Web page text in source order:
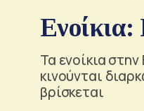
Τα ενοίκια
κινούνται
βρίσκεται